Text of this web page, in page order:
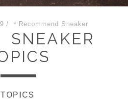
/ ＊Recommend Sneaker
SNEAKER